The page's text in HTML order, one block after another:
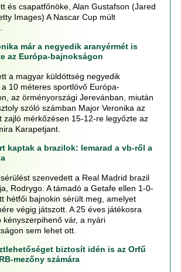
és csapatfőnöke, Alan Gustafson (Jared
Images) A Nascar Cup múlt
már a negyedik aranyérmét is
az Európa-bajnokságon
a magyar küldöttség negyedik
10 méteres sportlövő Európa-
az örményországi Jerevánban, miután
szóló számban Major Veronika az
zajló mérkőzésen 15-12-re legyőzte az
Karapetjant.
kaptak a brazilok: lemarad a vb-ről a
szenvedett a Real Madrid brazil
Rodrygo. A támadó a Getafe ellen 1-0-
hétfői bajnokin sérült meg, amelyet
végig játszott. A 25 éves játékosra
kényszerpihenő vár, a nyári
sem lehet ott.
biztosít idén is az Orfű
mezőny számára